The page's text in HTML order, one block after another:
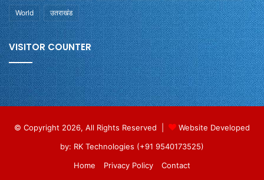
World उतराखंड
VISITOR COUNTER
© Copyright 2026, All Rights Reserved |
Website Developed
by: RK Technologies (+91 9540173525)
Home
Privacy Policy Contact